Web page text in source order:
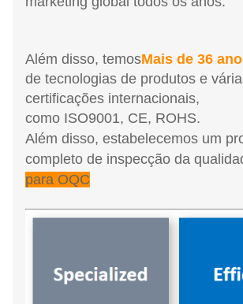
Além disso, temosMais de 36
de tecnologias de produtos e
certificações internacionais,
como ISO9001, CE, ROHS.
Além disso, estabelecemos um
completo de inspecção da
para OQC